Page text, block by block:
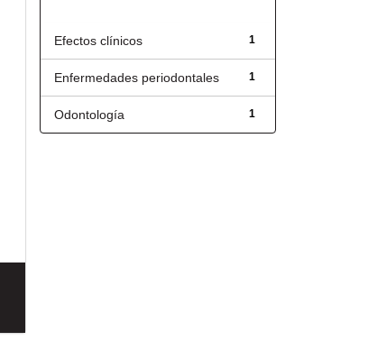
1
Efectos clínicos
1
Enfermedades periodontales
1
Odontología